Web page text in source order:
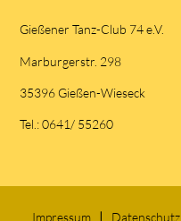
Gießener Tanz-Club 74 e.V.
Marburgerstr. 298
35396 Gießen-Wieseck
Tel.: 0641/ 55260
Impressum Datenschutz